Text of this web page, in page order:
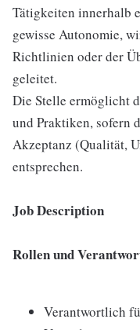
Tätigkeiten innerhalb
gewisse Autonomie,
Richtlinien oder der
geleitet.
Die Stelle ermöglicht
und Praktiken, sofern
Akzeptanz (Qualität,
entsprechen.
Job Description
Rollen und
Verantwortlich